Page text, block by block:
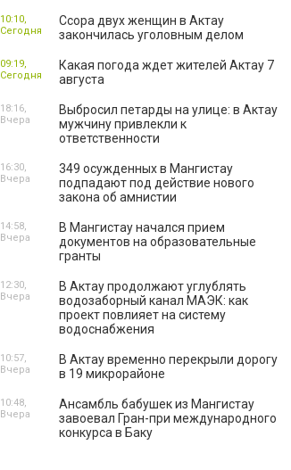
Ссора двух женщин в Актау
закончилась уголовным делом
10:10,
Сегодня
Какая погода ждет жителей Актау 7
августа
09:19,
Сегодня
Выбросил петарды на улице: в Актау
мужчину привлекли к
ответственности
18:16,
Вчера
349 осужденных в Мангистау
подпадают под действие нового
закона об амнистии
16:30,
Вчера
В Мангистау начался прием
документов на образовательные
гранты
14:58,
Вчера
В Актау продолжают углублять
водозаборный канал МАЭК: как
проект повлияет на систему
водоснабжения
12:30,
Вчера
В Актау временно перекрыли дорогу
в 19 микрорайоне
10:57,
Вчера
Ансамбль бабушек из Мангистау
завоевал Гран-при международного
конкурса в Баку
10:48,
Вчера